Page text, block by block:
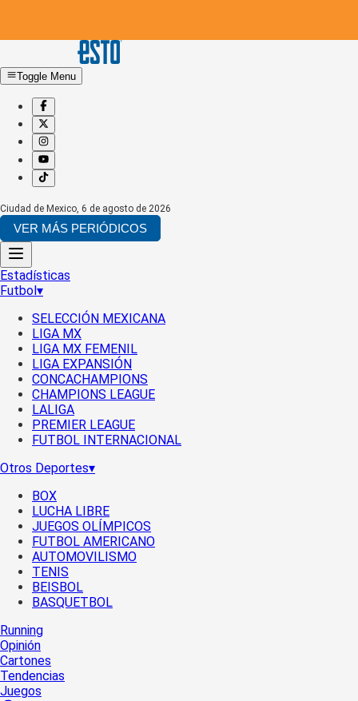
Toggle Menu
Ciudad de Mexico, 6 de agosto de 2026
VER MÁS PERIÓDICOS
Estadísticas
Futbol▾
SELECCIÓN MEXICANA
LIGA MX
LIGA MX FEMENIL
LIGA EXPANSIÓN
CONCACHAMPIONS
CHAMPIONS LEAGUE
LALIGA
PREMIER LEAGUE
FUTBOL INTERNACIONAL
Otros Deportes▾
BOX
LUCHA LIBRE
JUEGOS OLÍMPICOS
FUTBOL AMERICANO
AUTOMOVILISMO
TENIS
BEISBOL
BASQUETBOL
Running
Opinión
Cartones
Tendencias
Juegos